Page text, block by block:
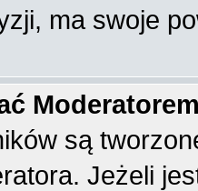
ma swoje
są
Jeżeli